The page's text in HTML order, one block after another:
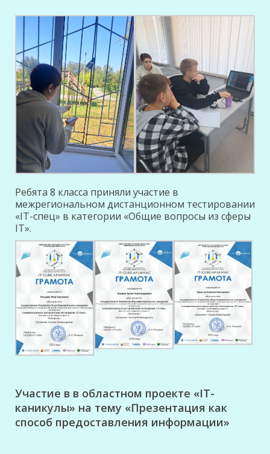
Ребята 8 класса приняли участие в
межрегиональном дистанционном тестировании
«IT-спец» в категории «Общие вопросы из сферы
IT».
Участие в в областном проекте «IT-
каникулы» на тему «Презентация как
способ предоставления информации»